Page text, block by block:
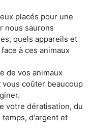
placés pour une
nous saurons
quels appareils et
à ces animaux
de vos animaux
coûter beaucoup
votre dératisation, du
d'argent et